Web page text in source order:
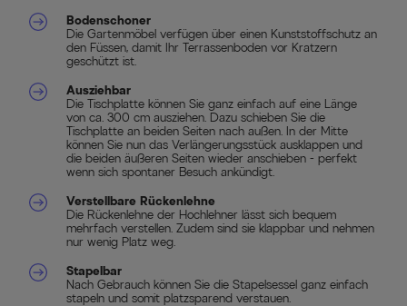
Bodenschoner
Die Gartenmöbel verfügen über einen Kunststoffschutz an
den Füssen, damit Ihr Terrassenboden vor Kratzern
geschützt ist.
Ausziehbar
Die Tischplatte können Sie ganz einfach auf eine Länge
von ca. 300 cm ausziehen. Dazu schieben Sie die
Tischplatte an beiden Seiten nach außen. In der Mitte
können Sie nun das Verlängerungsstück ausklappen und
die beiden äußeren Seiten wieder anschieben - perfekt
wenn sich spontaner Besuch ankündigt.
Verstellbare Rückenlehne
Die Rückenlehne der Hochlehner lässt sich bequem
mehrfach verstellen. Zudem sind sie klappbar und nehmen
nur wenig Platz weg.
Stapelbar
Nach Gebrauch können Sie die Stapelsessel ganz einfach
stapeln und somit platzsparend verstauen.